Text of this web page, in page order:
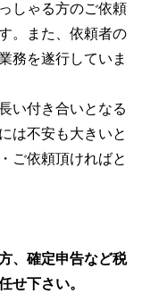
しゃる方のご依頼
。また、依頼者の
務を遂行していま
い付き合いとなる
は不安も大きいと
ご依頼頂ければと
、確定申告など税
せ下さい。